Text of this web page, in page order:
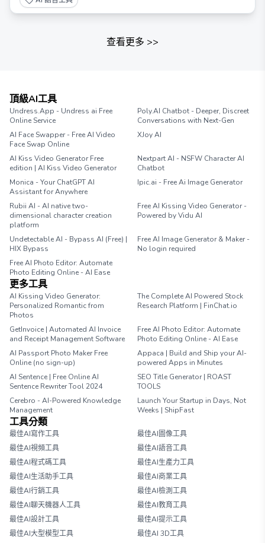
查看更多 >>
頂級AI工具
Undress.App - Undress ai Free
Online Service
Poly.AI Chatbot - Deeper, Discreet
Conversations with Next-Gen
AI Face Swapper - Free AI Video
Face Swap Online
XJoy AI
AI Kiss Video Generator Free
edition | AI Kiss Video Generator
Nextpart AI - NSFW Character AI
Chatbot
Monica - Your ChatGPT AI
Assistant for Anywhere
Ipic.ai - Free Ai Image Generator
Rubii AI - AI native two-
dimensional character creation
platform
Free AI Kissing Video Generator -
Powered by Vidu AI
Undetectable AI - Bypass AI (Free) |
HIX Bypass
Free AI Image Generator & Maker -
No login required
Free AI Photo Editor: Automate
Photo Editing Online - AI Ease
更多工具
AI Kissing Video Generator:
Personalized Romantic from
Photos
The Complete AI Powered Stock
Research Platform | FinChat.io
GetInvoice | Automated AI Invoice
and Receipt Management Software
Free AI Photo Editor: Automate
Photo Editing Online - AI Ease
AI Passport Photo Maker Free
Online (no sign-up)
Appaca | Build and Ship your AI-
powered Apps in Minutes
AI Sentence | Free Online AI
Sentence Rewriter Tool 2024
SEO Title Generator | ROAST
TOOLS
Cerebro - AI-Powered Knowledge
Management
Launch Your Startup in Days, Not
Weeks | ShipFast
工具分類
最佳AI寫作工具
最佳AI圖像工具
最佳AI視頻工具
最佳AI語音工具
最佳AI程式碼工具
最佳AI生產力工具
最佳AI生活助手工具
最佳AI商業工具
最佳AI行銷工具
最佳AI檢測工具
最佳AI聊天機器人工具
最佳AI教育工具
最佳AI設計工具
最佳AI提示工具
最佳AI大型模型工具
最佳AI 3D工具